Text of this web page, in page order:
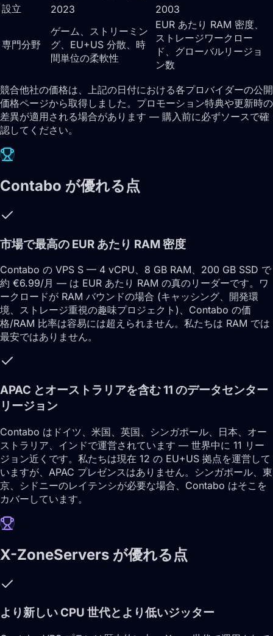
設立 2023 2003
専門分野
ゲーム、ストリーミン
グ、EU+US 分散、時
間単位の柔軟性
EUR あたり RAM 密度、
ストレージワークロー
ド、グローバルリージョ
ン数
競合他社の価格は、上記の日付における各プロバイダーの公開
価格ページから取得しました。プロモーション特典や更新時の
差異が適用される場合があります — 購入前に必ずソースで確
認してください。
Contabo が優れる点
市場で最高の EUR あたり RAM 密度
Contabo の VPS S — 4 vCPU、8 GB RAM、200 GB SSD で
約 €6.99/月 — は EUR あたり RAM の真のリーダーです。ワ
ークロードが RAM バウンドの場合 (キャッシング、開発環
境、ストレージ重視の趣味プロジェクト)、Contabo の価
格/RAM 比率は容易には超えられません。私たちは RAM では
最安ではありません。
APAC とオーストラリアを含む 11 のデータセンター
リージョン
Contabo はドイツ、米国、英国、シンガポール、日本、オー
ストラリア、インドで運営されています — 世界中に 11 リー
ジョン近くです。私たちは現在 12 の EU+US 拠点を運営して
いますが、APAC プレゼンスはありません。シンガポール、東
京、シドニーのレイテンシが必要な場合、Contabo はそこを
カバーしています。
X-ZoneServers が優れる点
より新しい CPU 世代とより低いジッター